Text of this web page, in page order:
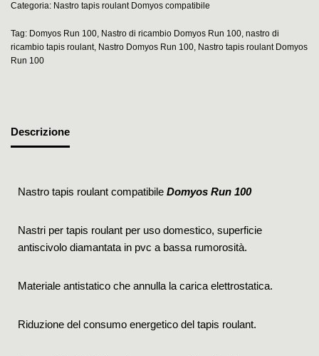
Categoria: Nastro tapis roulant Domyos compatibile
Tag: Domyos Run 100, Nastro di ricambio Domyos Run 100, nastro di
ricambio tapis roulant, Nastro Domyos Run 100, Nastro tapis roulant Domyos
Run 100
Descrizione
Nastro tapis roulant compatibile Domyos Run 100
Nastri per tapis roulant per uso domestico, superficie
antiscivolo diamantata in pvc a bassa rumorosità.
Materiale antistatico che annulla la carica elettrostatica.
Riduzione del consumo energetico del tapis roulant.